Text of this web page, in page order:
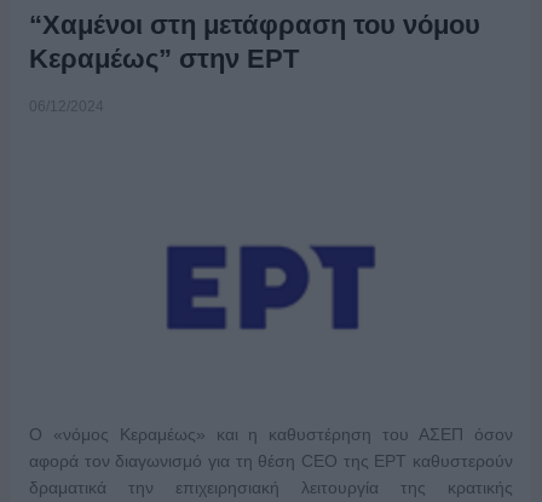
“Χαμένοι στη μετάφραση του νόμου
Κεραμέως” στην ΕΡΤ
06/12/2024
Ο «νόμος Κεραμέως» και η καθυστέρηση του ΑΣΕΠ όσον
αφορά τον διαγωνισμό για τη θέση CEO της ΕΡΤ καθυστερούν
δραματικά την επιχειρησιακή λειτουργία της κρατικής